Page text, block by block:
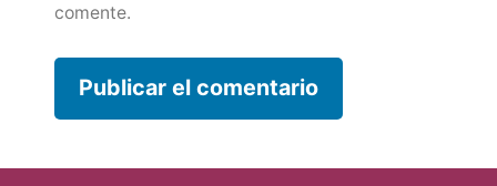
comente.